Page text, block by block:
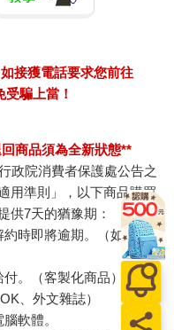
接獲電話要求您前往
騙上當！
商品須為全新狀態**
政院消費者保護處公告之
用準則」，以下商品購買
供7天的猶豫期：
時即將逾期。（如：生
。（客製化商品）
、外文雜誌）
軟體。